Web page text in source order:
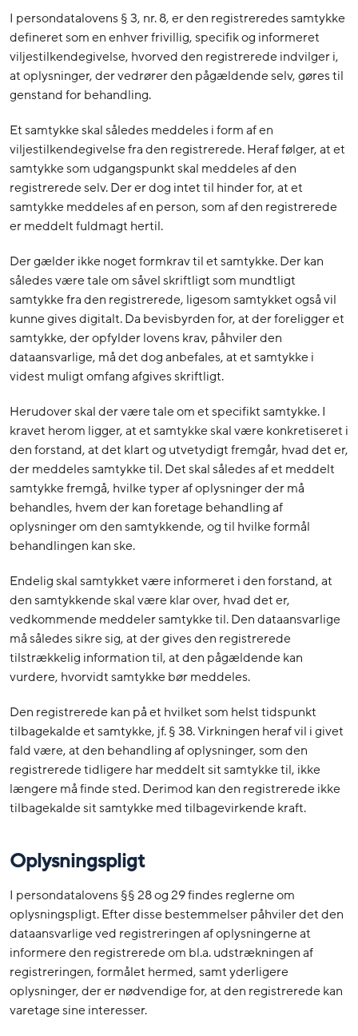
I persondatalovens § 3, nr. 8, er den registreredes samtykke
defineret som en enhver frivillig, specifik og informeret
viljestilkendegivelse, hvorved den registrerede indvilger i,
at oplysninger, der vedrører den pågældende selv, gøres til
genstand for behandling.
Et samtykke skal således meddeles i form af en
viljestilkendegivelse fra den registrerede. Heraf følger, at et
samtykke som udgangspunkt skal meddeles af den
registrerede selv. Der er dog intet til hinder for, at et
samtykke meddeles af en person, som af den registrerede
er meddelt fuldmagt hertil.
Der gælder ikke noget formkrav til et samtykke. Der kan
således være tale om såvel skriftligt som mundtligt
samtykke fra den registrerede, ligesom samtykket også vil
kunne gives digitalt. Da bevisbyrden for, at der foreligger et
samtykke, der opfylder lovens krav, påhviler den
dataansvarlige, må det dog anbefales, at et samtykke i
videst muligt omfang afgives skriftligt.
Herudover skal der være tale om et specifikt samtykke. I
kravet herom ligger, at et samtykke skal være konkretiseret i
den forstand, at det klart og utvetydigt fremgår, hvad det er,
der meddeles samtykke til. Det skal således af et meddelt
samtykke fremgå, hvilke typer af oplysninger der må
behandles, hvem der kan foretage behandling af
oplysninger om den samtykkende, og til hvilke formål
behandlingen kan ske.
Endelig skal samtykket være informeret i den forstand, at
den samtykkende skal være klar over, hvad det er,
vedkommende meddeler samtykke til. Den dataansvarlige
må således sikre sig, at der gives den registrerede
tilstrækkelig information til, at den pågældende kan
vurdere, hvorvidt samtykke bør meddeles.
Den registrerede kan på et hvilket som helst tidspunkt
tilbagekalde et samtykke, jf. § 38. Virkningen heraf vil i givet
fald være, at den behandling af oplysninger, som den
registrerede tidligere har meddelt sit samtykke til, ikke
længere må finde sted. Derimod kan den registrerede ikke
tilbagekalde sit samtykke med tilbagevirkende kraft.
Oplysningspligt
I persondatalovens §§ 28 og 29 findes reglerne om
oplysningspligt. Efter disse bestemmelser påhviler det den
dataansvarlige ved registreringen af oplysningerne at
informere den registrerede om bl.a. udstrækningen af
registreringen, formålet hermed, samt yderligere
oplysninger, der er nødvendige for, at den registrerede kan
varetage sine interesser.